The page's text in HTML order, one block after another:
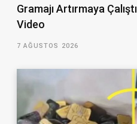
Gramajı Artırmaya
Video
7 AĞUSTOS 2026